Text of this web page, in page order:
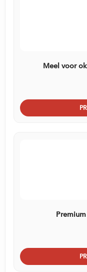
Meel voor